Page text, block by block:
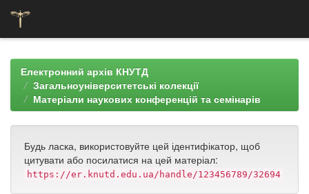
navigationЕлектронний архів КНУТД
Загальноуніверситетські колекції
Матеріали наукових конференцій та семінарів
Будь ласка, використовуйте цей ідентифікатор, щоб
цитувати або посилатися на цей матеріал:
https://er.knutd.edu.ua/handle/123456789/32694